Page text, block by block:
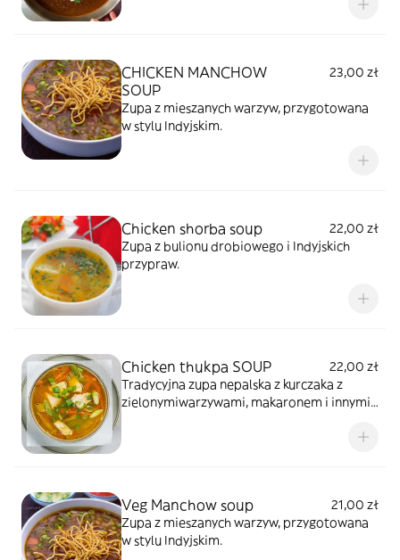
CHICKEN MANCHOW
SOUP
23,00 zł
Zupa z mieszanych warzyw, przygotowana
w stylu Indyjskim.
Chicken shorba soup
22,00 zł
Zupa z bulionu drobiowego i Indyjskich
przypraw.
Chicken thukpa SOUP
22,00 zł
Tradycyjna zupa nepalska z kurczaka z
zielonymiwarzywami, makaronem i innymi
Veg Manchow soup
21,00 zł
Zupa z mieszanych warzyw, przygotowana
w stylu Indyjskim.